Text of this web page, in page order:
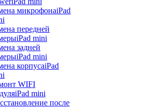
микрофонаiPad
передней
iPad mini
задней
iPad mini
корпусаiPad
WIFI
iPad mini
после